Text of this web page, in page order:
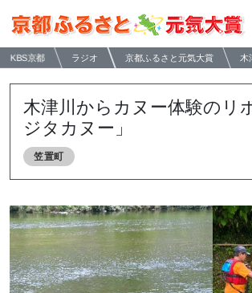
KBS京都 ラジオ 京都ふるさと元気大賞 木
木津川からカヌー体験のリ
ジタカヌー」
笠置町